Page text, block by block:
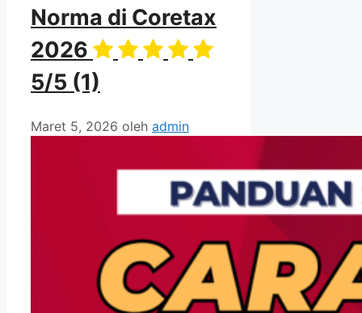
Norma di Coretax
2026
5/5 (1)
Maret 5, 2026 oleh admin